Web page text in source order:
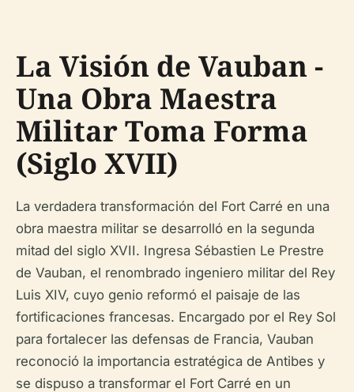
La Visión de Vauban -
Una Obra Maestra
Militar Toma Forma
(Siglo XVII)
La verdadera transformación del Fort Carré en una
obra maestra militar se desarrolló en la segunda
mitad del siglo XVII. Ingresa Sébastien Le Prestre
de Vauban, el renombrado ingeniero militar del Rey
Luis XIV, cuyo genio reformó el paisaje de las
fortificaciones francesas. Encargado por el Rey Sol
para fortalecer las defensas de Francia, Vauban
reconoció la importancia estratégica de Antibes y
se dispuso a transformar el Fort Carré en un